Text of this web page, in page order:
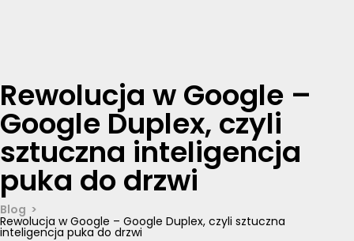
Rewolucja w Google –
Google Duplex, czyli
sztuczna inteligencja
puka do drzwi
Blog
Rewolucja w Google – Google Duplex, czyli sztuczna
inteligencja puka do drzwi